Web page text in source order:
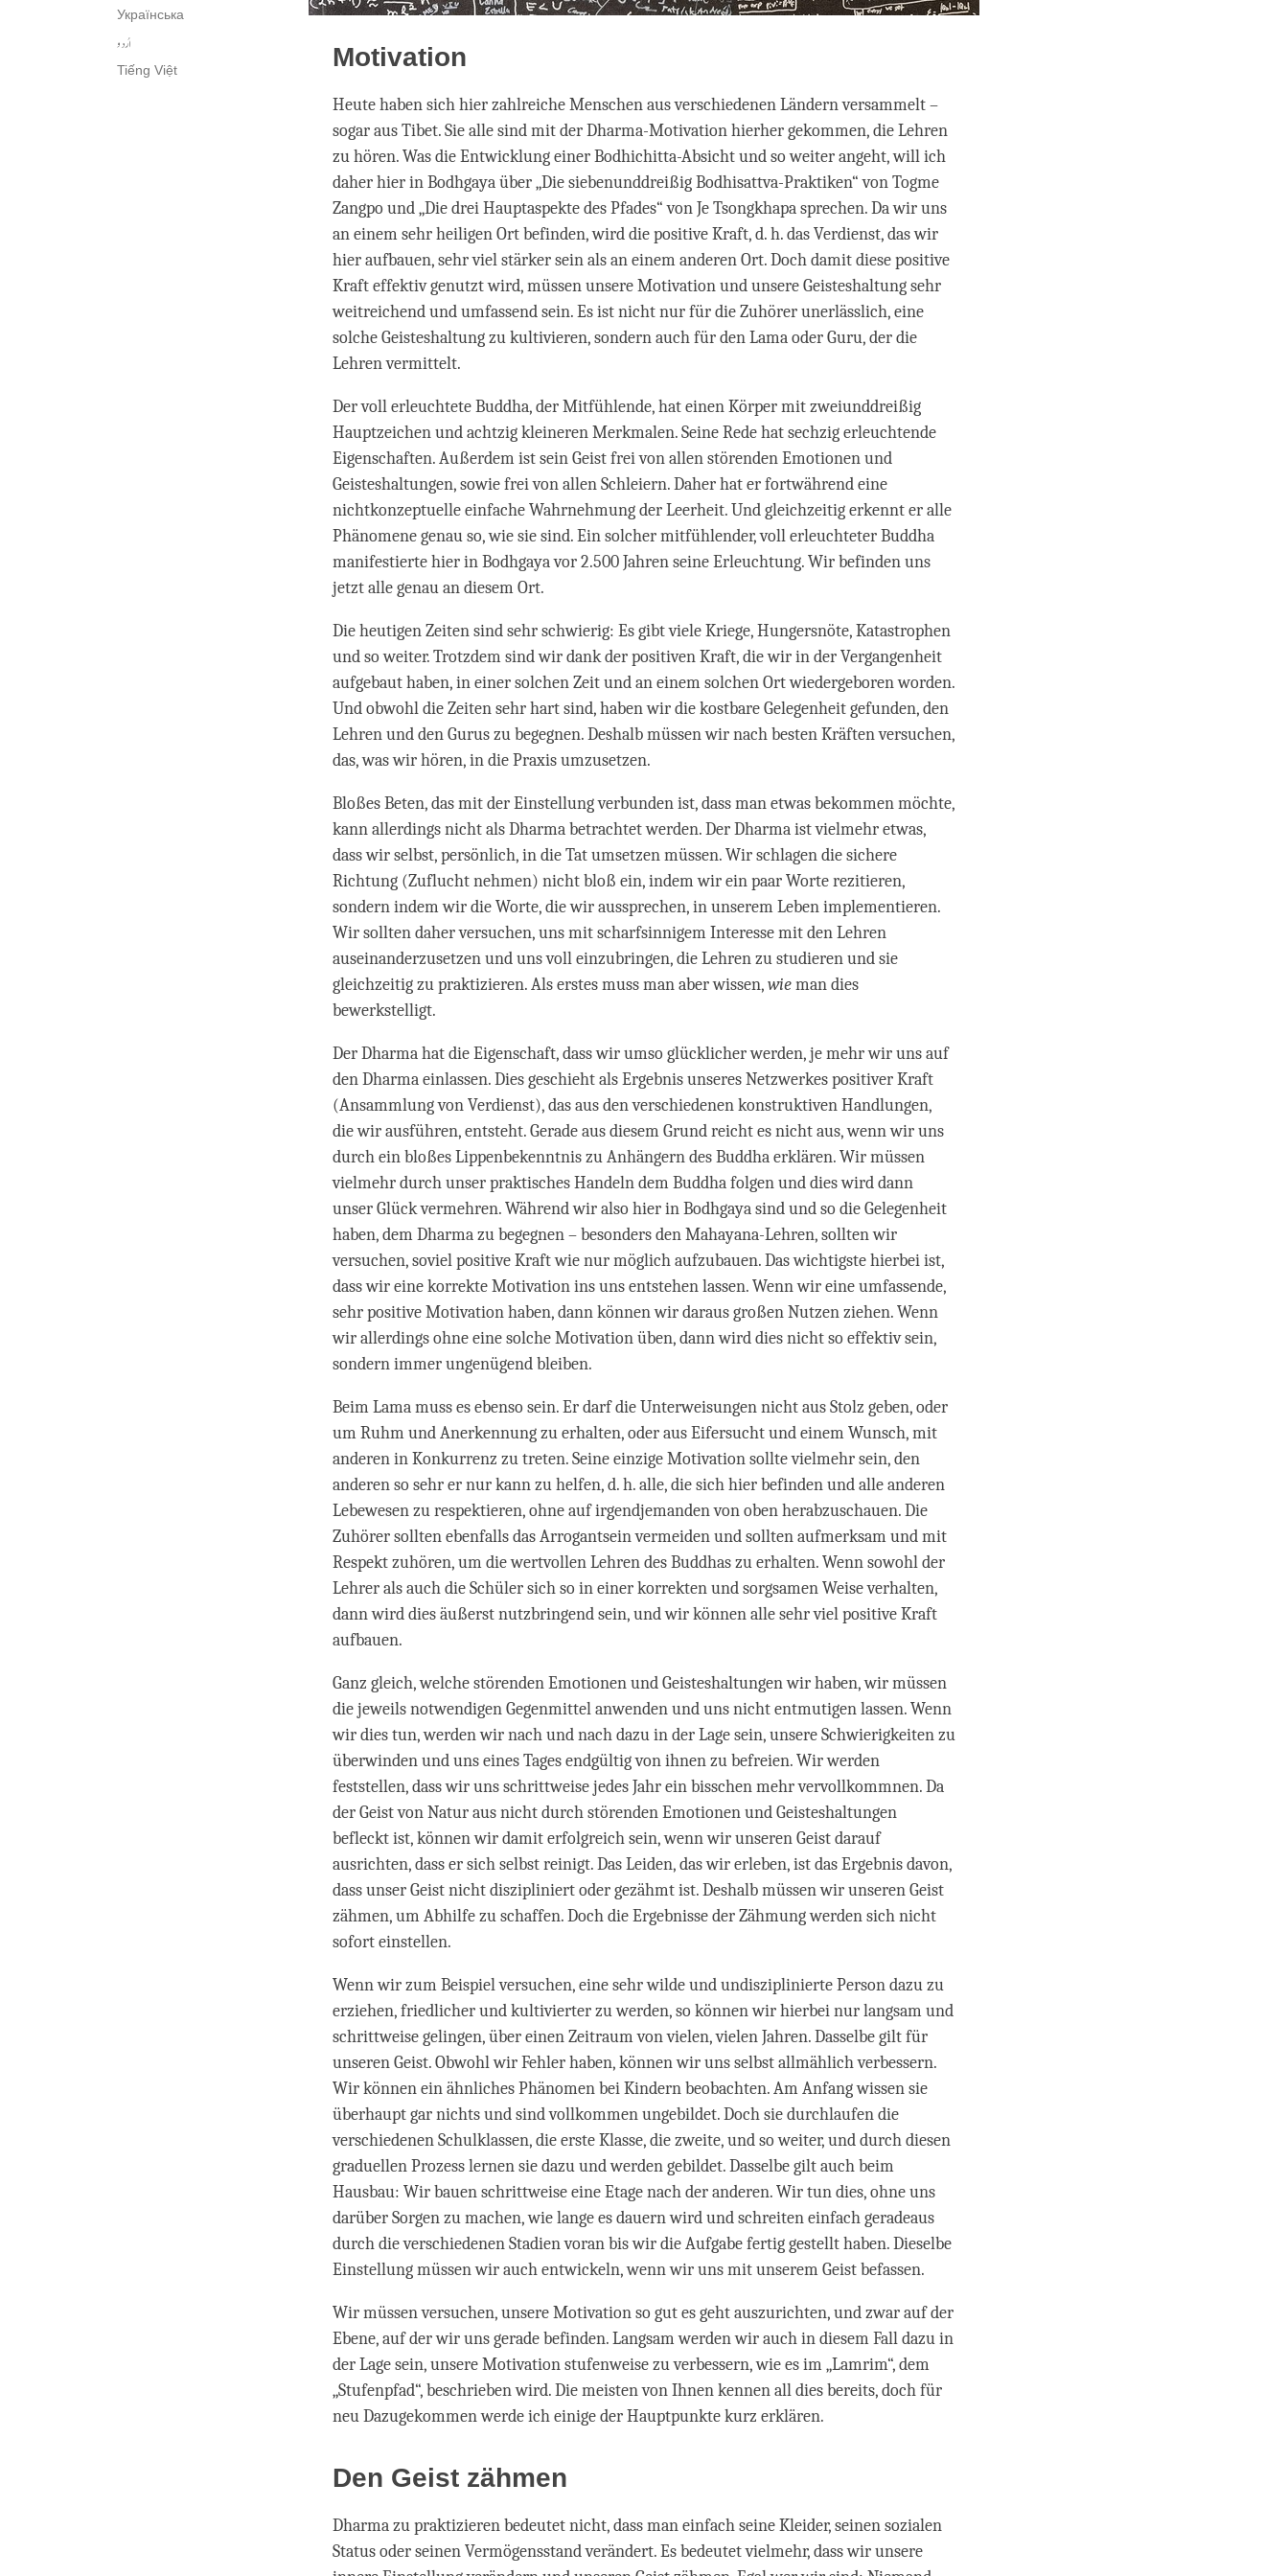
Українська
اُردو
Tiếng Việt Motivation
Heute haben sich hier zahlreiche Menschen aus verschiedenen Ländern versammelt –
sogar aus Tibet. Sie alle sind mit der Dharma-Motivation hierher gekommen, die Lehren
zu hören. Was die Entwicklung einer Bodhichitta-Absicht und so weiter angeht, will ich
daher hier in Bodhgaya über „Die siebenunddreißig Bodhisattva-Praktiken“ von Togme
Zangpo und „Die drei Hauptaspekte des Pfades“ von Je Tsongkhapa sprechen. Da wir uns
an einem sehr heiligen Ort befinden, wird die positive Kraft, d. h. das Verdienst, das wir
hier aufbauen, sehr viel stärker sein als an einem anderen Ort. Doch damit diese positive
Kraft effektiv genutzt wird, müssen unsere Motivation und unsere Geisteshaltung sehr
weitreichend und umfassend sein. Es ist nicht nur für die Zuhörer unerlässlich, eine
solche Geisteshaltung zu kultivieren, sondern auch für den Lama oder Guru, der die
Lehren vermittelt.
Der voll erleuchtete Buddha, der Mitfühlende, hat einen Körper mit zweiunddreißig
Hauptzeichen und achtzig kleineren Merkmalen. Seine Rede hat sechzig erleuchtende
Eigenschaften. Außerdem ist sein Geist frei von allen störenden Emotionen und
Geisteshaltungen, sowie frei von allen Schleiern. Daher hat er fortwährend eine
nichtkonzeptuelle einfache Wahrnehmung der Leerheit. Und gleichzeitig erkennt er alle
Phänomene genau so, wie sie sind. Ein solcher mitfühlender, voll erleuchteter Buddha
manifestierte hier in Bodhgaya vor 2.500 Jahren seine Erleuchtung. Wir befinden uns
jetzt alle genau an diesem Ort.
Die heutigen Zeiten sind sehr schwierig: Es gibt viele Kriege, Hungersnöte, Katastrophen
und so weiter. Trotzdem sind wir dank der positiven Kraft, die wir in der Vergangenheit
aufgebaut haben, in einer solchen Zeit und an einem solchen Ort wiedergeboren worden.
Und obwohl die Zeiten sehr hart sind, haben wir die kostbare Gelegenheit gefunden, den
Lehren und den Gurus zu begegnen. Deshalb müssen wir nach besten Kräften versuchen,
das, was wir hören, in die Praxis umzusetzen.
Bloßes Beten, das mit der Einstellung verbunden ist, dass man etwas bekommen möchte,
kann allerdings nicht als Dharma betrachtet werden. Der Dharma ist vielmehr etwas,
dass wir selbst, persönlich, in die Tat umsetzen müssen. Wir schlagen die sichere
Richtung (Zuflucht nehmen) nicht bloß ein, indem wir ein paar Worte rezitieren,
sondern indem wir die Worte, die wir aussprechen, in unserem Leben implementieren.
Wir sollten daher versuchen, uns mit scharfsinnigem Interesse mit den Lehren
auseinanderzusetzen und uns voll einzubringen, die Lehren zu studieren und sie
gleichzeitig zu praktizieren. Als erstes muss man aber wissen,wieman dies
bewerkstelligt.
Der Dharma hat die Eigenschaft, dass wir umso glücklicher werden, je mehr wir uns auf
den Dharma einlassen. Dies geschieht als Ergebnis unseres Netzwerkes positiver Kraft
(Ansammlung von Verdienst), das aus den verschiedenen konstruktiven Handlungen,
die wir ausführen, entsteht. Gerade aus diesem Grund reicht es nicht aus, wenn wir uns
durch ein bloßes Lippenbekenntnis zu Anhängern des Buddha erklären. Wir müssen
vielmehr durch unser praktisches Handeln dem Buddha folgen und dies wird dann
unser Glück vermehren. Während wir also hier in Bodhgaya sind und so die Gelegenheit
haben, dem Dharma zu begegnen – besonders den Mahayana-Lehren, sollten wir
versuchen, soviel positive Kraft wie nur möglich aufzubauen. Das wichtigste hierbei ist,
dass wir eine korrekte Motivation ins uns entstehen lassen. Wenn wir eine umfassende,
sehr positive Motivation haben, dann können wir daraus großen Nutzen ziehen. Wenn
wir allerdings ohne eine solche Motivation üben, dann wird dies nicht so effektiv sein,
sondern immer ungenügend bleiben.
Beim Lama muss es ebenso sein. Er darf die Unterweisungen nicht aus Stolz geben, oder
um Ruhm und Anerkennung zu erhalten, oder aus Eifersucht und einem Wunsch, mit
anderen in Konkurrenz zu treten. Seine einzige Motivation sollte vielmehr sein, den
anderen so sehr er nur kann zu helfen, d. h. alle, die sich hier befinden und alle anderen
Lebewesen zu respektieren, ohne auf irgendjemanden von oben herabzuschauen. Die
Zuhörer sollten ebenfalls das Arrogantsein vermeiden und sollten aufmerksam und mit
Respekt zuhören, um die wertvollen Lehren des Buddhas zu erhalten. Wenn sowohl der
Lehrer als auch die Schüler sich so in einer korrekten und sorgsamen Weise verhalten,
dann wird dies äußerst nutzbringend sein, und wir können alle sehr viel positive Kraft
aufbauen.
Ganz gleich, welche störenden Emotionen und Geisteshaltungen wir haben, wir müssen
die jeweils notwendigen Gegenmittel anwenden und uns nicht entmutigen lassen. Wenn
wir dies tun, werden wir nach und nach dazu in der Lage sein, unsere Schwierigkeiten zu
überwinden und uns eines Tages endgültig von ihnen zu befreien. Wir werden
feststellen, dass wir uns schrittweise jedes Jahr ein bisschen mehr vervollkommnen. Da
der Geist von Natur aus nicht durch störenden Emotionen und Geisteshaltungen
befleckt ist, können wir damit erfolgreich sein, wenn wir unseren Geist darauf
ausrichten, dass er sich selbst reinigt. Das Leiden, das wir erleben, ist das Ergebnis davon,
dass unser Geist nicht diszipliniert oder gezähmt ist. Deshalb müssen wir unseren Geist
zähmen, um Abhilfe zu schaffen. Doch die Ergebnisse der Zähmung werden sich nicht
sofort einstellen.
Wenn wir zum Beispiel versuchen, eine sehr wilde und undisziplinierte Person dazu zu
erziehen, friedlicher und kultivierter zu werden, so können wir hierbei nur langsam und
schrittweise gelingen, über einen Zeitraum von vielen, vielen Jahren. Dasselbe gilt für
unseren Geist. Obwohl wir Fehler haben, können wir uns selbst allmählich verbessern.
Wir können ein ähnliches Phänomen bei Kindern beobachten. Am Anfang wissen sie
überhaupt gar nichts und sind vollkommen ungebildet. Doch sie durchlaufen die
verschiedenen Schulklassen, die erste Klasse, die zweite, und so weiter, und durch diesen
graduellen Prozess lernen sie dazu und werden gebildet. Dasselbe gilt auch beim
Hausbau: Wir bauen schrittweise eine Etage nach der anderen. Wir tun dies, ohne uns
darüber Sorgen zu machen, wie lange es dauern wird und schreiten einfach geradeaus
durch die verschiedenen Stadien voran bis wir die Aufgabe fertig gestellt haben. Dieselbe
Einstellung müssen wir auch entwickeln, wenn wir uns mit unserem Geist befassen.
Wir müssen versuchen, unsere Motivation so gut es geht auszurichten, und zwar auf der
Ebene, auf der wir uns gerade befinden. Langsam werden wir auch in diesem Fall dazu in
der Lage sein, unsere Motivation stufenweise zu verbessern, wie es im „Lamrim“, dem
„Stufenpfad“, beschrieben wird. Die meisten von Ihnen kennen all dies bereits, doch für
neu Dazugekommen werde ich einige der Hauptpunkte kurz erklären.
Den Geist zähmen
Dharma zu praktizieren bedeutet nicht, dass man einfach seine Kleider, seinen sozialen
Status oder seinen Vermögensstand verändert. Es bedeutet vielmehr, dass wir unsere